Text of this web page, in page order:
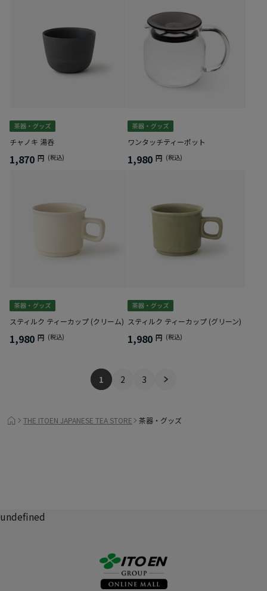
チャノキ 湯呑
1,870 円 (税込)
ワンタッチティーポット
1,980 円 (税込)
スティルク ティーカップ (クリーム)
1,980 円 (税込)
スティルク ティーカップ (グリーン)
1,980 円 (税込)
1 2 3
THE ITOEN JAPANESE TEA STORE 茶器・グッズ
undefined